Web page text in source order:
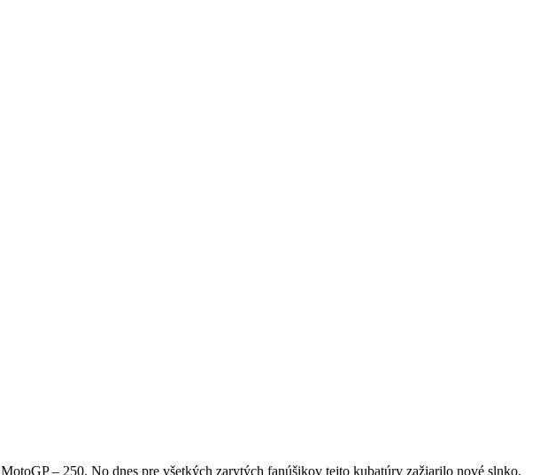
– 250. No dnes pre všetkých zarytých fanúšikov tejto kubatúry zažiarilo nové slnko.